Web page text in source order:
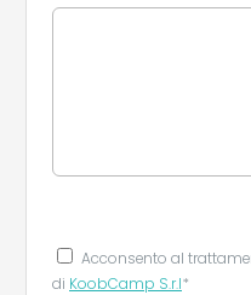
Acconsento al
di KoobCamp S.r.l*